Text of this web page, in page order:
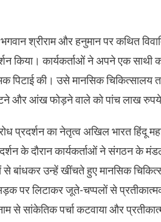
श्रीराम और हनुमान पर कथित
किया। कार्यकर्ताओं ने अपने एक साथी
की। उसे मानसिक चिकित्सालय
काटने और आंख फोड़ने वाले को पांच लाख
प्रदर्शन का नेतृत्व अखिल भारत हिंदू
के दौरान कार्यकर्ताओं ने संगठन के
से बांधकर उन्हें खींचते हुए मानसिक
पर लिटाकर जूते-चप्पलों से
नाम से सांकेतिक पर्चा कटवाया और